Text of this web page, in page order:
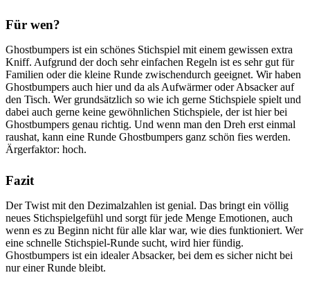
Für wen?
Ghostbumpers ist ein schönes Stichspiel mit einem gewissen extra
Kniff. Aufgrund der doch sehr einfachen Regeln ist es sehr gut für
Familien oder die kleine Runde zwischendurch geeignet. Wir haben
Ghostbumpers auch hier und da als Aufwärmer oder Absacker auf
den Tisch. Wer grundsätzlich so wie ich gerne Stichspiele spielt und
dabei auch gerne keine gewöhnlichen Stichspiele, der ist hier bei
Ghostbumpers genau richtig. Und wenn man den Dreh erst einmal
raushat, kann eine Runde Ghostbumpers ganz schön fies werden.
Ärgerfaktor: hoch.
Fazit
Der Twist mit den Dezimalzahlen ist genial. Das bringt ein völlig
neues Stichspielgefühl und sorgt für jede Menge Emotionen, auch
wenn es zu Beginn nicht für alle klar war, wie dies funktioniert. Wer
eine schnelle Stichspiel-Runde sucht, wird hier fündig.
Ghostbumpers ist ein idealer Absacker, bei dem es sicher nicht bei
nur einer Runde bleibt.